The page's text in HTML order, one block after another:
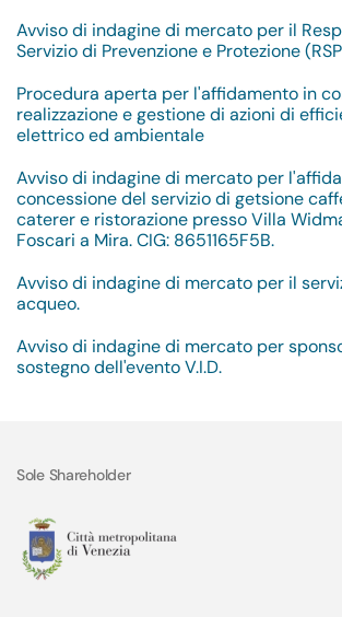
Avviso di indagine di mercato per il
Servizio di Prevenzione e Protezione
Procedura aperta per l'affidamento in
realizzazione e gestione di azioni di
elettrico ed ambientale
Avviso di indagine di mercato per
concessione del servizio di getsione
caterer e ristorazione presso Villa
Foscari a Mira. CIG: 8651165F5B.
Avviso di indagine di mercato per il
acqueo.
Avviso di indagine di mercato per
sostegno dell'evento V.I.D.
Sole Shareholder